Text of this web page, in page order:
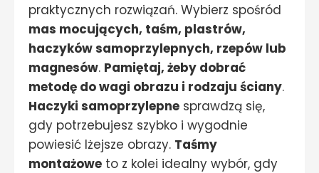
praktycznych rozwiązań. Wybierz spośród
mas mocujących, taśm, plastrów,
haczyków samoprzylepnych, rzepów lub
magnesów. Pamiętaj, żeby dobrać
metodę do wagi obrazu i rodzaju ściany.
Haczyki samoprzylepne sprawdzą się,
gdy potrzebujesz szybko i wygodnie
powiesić lżejsze obrazy. Taśmy
montażowe to z kolei idealny wybór, gdy